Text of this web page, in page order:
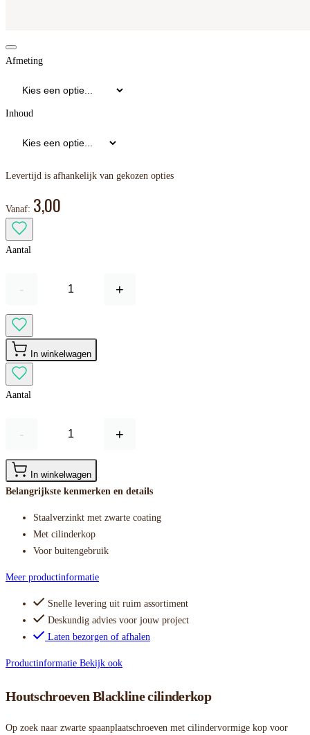
Afmeting
Inhoud
Levertijd is afhankelijk van gekozen opties
Vanaf: 3,00
Aantal
- +
In winkelwagen
Aantal
- +
In winkelwagen
Belangrijkste kenmerken en details
Staalverzinkt met zwarte coating
Met cilinderkop
Voor buitengebruik
Meer productinformatie
Snelle levering uit ruim assortiment
Deskundig advies voor jouw project
Laten bezorgen of afhalen
Productinformatie Bekijk ook
Houtschroeven Blackline cilinderkop
Op zoek naar zwarte spaanplaatschroeven met cilindervormige kop voor